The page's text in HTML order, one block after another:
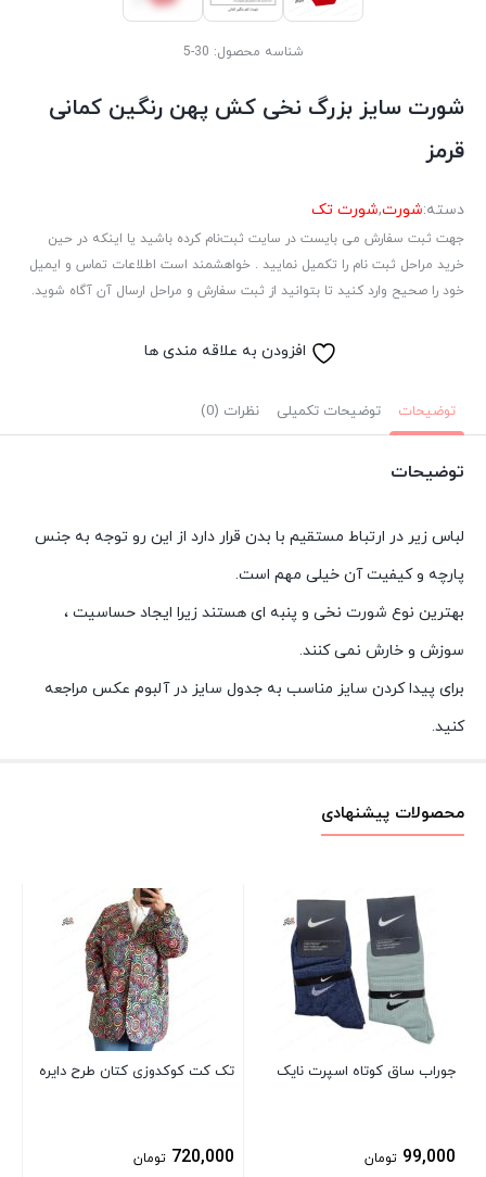
شناسه محصول: 30-5
شورت سایز بزرگ نخی کش پهن رنگین کمانی
قرمز
دسته:شورت,شورت تک
جهت ثبت سفارش می بایست در سایت ثبت‌نام کرده باشید یا اینکه در حین
خرید مراحل ثبت نام را تکمیل نمایید . خواهشمند است اطلاعات تماس و ایمیل
خود را صحیح وارد کنید تا بتوانید از ثبت سفارش و مراحل ارسال آن آگاه شوید.
افزودن به علاقه مندی ها
توضیحات توضیحات تکمیلی نظرات (0)
توضیحات
لباس زیر در ارتباط مستقیم با بدن قرار دارد از این رو توجه به جنس
پارچه و کیفیت آن خیلی مهم است.
بهترین نوع شورت نخی و پنبه ای هستند زیرا ایجاد حساسیت ،
سوزش و خارش نمی کنند.
برای پیدا کردن سایز مناسب به جدول سایز در آلبوم عکس مراجعه
کنید.
محصولات پیشنهادی
جوراب ساق کوتاه اسپرت نایک
99,000 تومان
تک کت کوکدوزی کتان طرح دایره
720,000 تومان